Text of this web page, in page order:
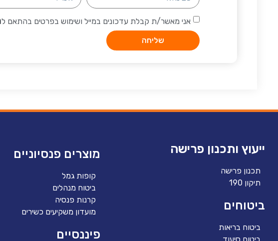
אני מאשר/ת קבלת עדכונים במייל ושימוש בפרטים בהתאם ל
שליחה
ייעוץ ותכנון פרישה
תכנון פרישה
תיקון 190
ביטוחים
ביטוח בריאות
מוצרים פנסיוניים
קופות גמל
ביטוח מנהלים
קרנות פנסיה
מועדון משקיעים כשירים
פיננסיים